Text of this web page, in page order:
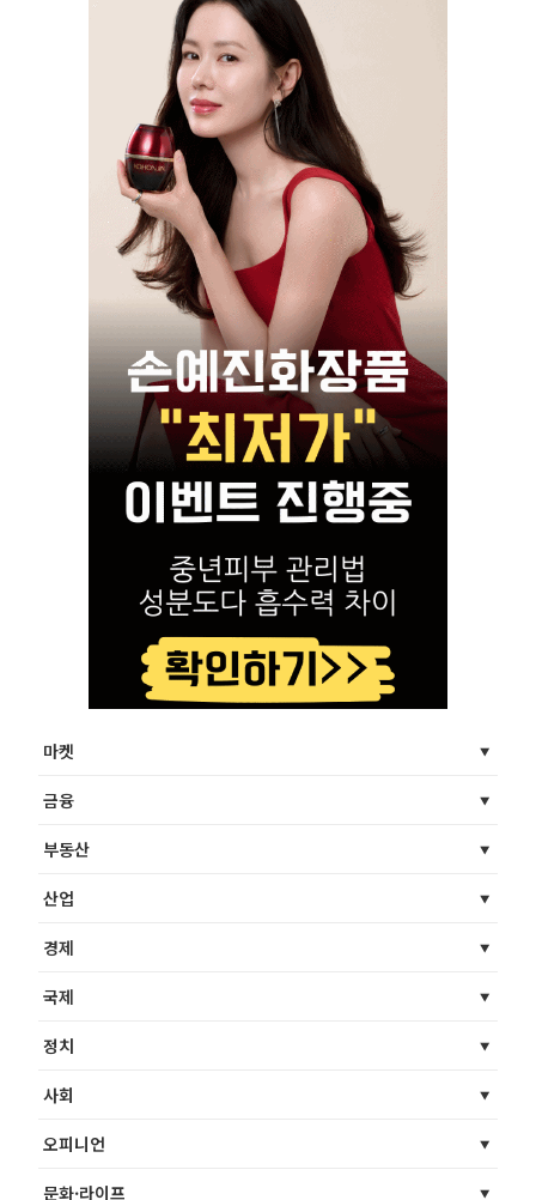
마켓
금융
부동산
산업
경제
국제
정치
사회
오피니언
문화·라이프